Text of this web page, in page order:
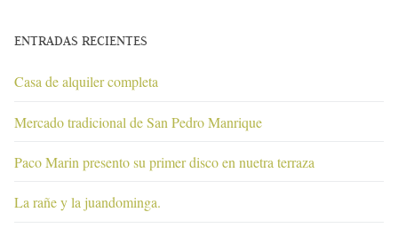
ENTRADAS RECIENTES
Casa de alquiler completa
Mercado tradicional de San Pedro Manrique
Paco Marin presento su primer disco en nuetra terraza
La rañe y la juandominga.